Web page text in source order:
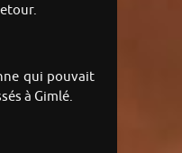
qui pouvait
à Gimlé.